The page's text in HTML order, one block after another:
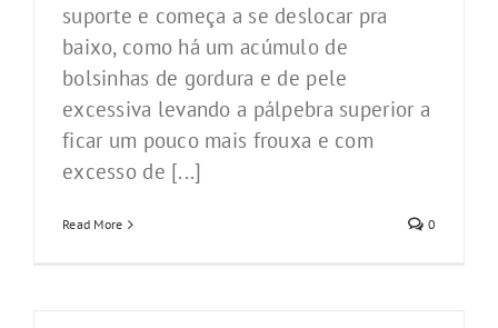
suporte e começa a se deslocar pra
baixo, como há um acúmulo de
bolsinhas de gordura e de pele
excessiva levando a pálpebra superior a
ficar um pouco mais frouxa e com
excesso de [...]
Read More 0